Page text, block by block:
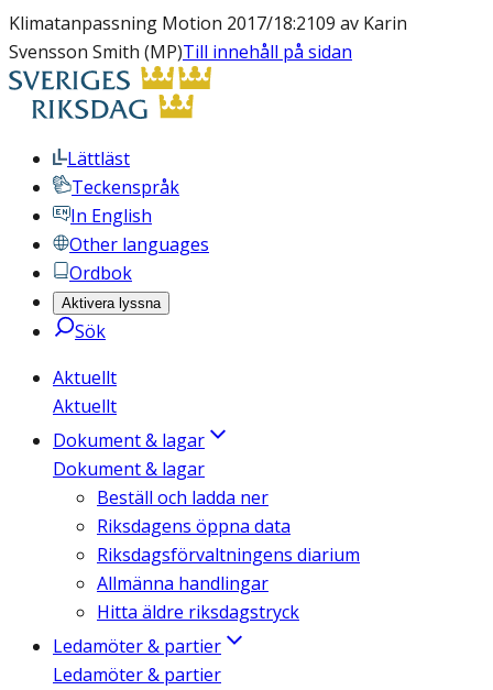
Klimatanpassning Motion 2017/18:2109 av Karin
Svensson Smith (MP)Till innehåll på sidan
Lättläst
Teckenspråk
In English
Other languages
Ordbok
Aktivera lyssna
Sök
Aktuellt
Aktuellt
Dokument & lagar
Dokument & lagar
Beställ och ladda ner
Riksdagens öppna data
Riksdagsförvaltningens diarium
Allmänna handlingar
Hitta äldre riksdagstryck
Ledamöter & partier
Ledamöter & partier